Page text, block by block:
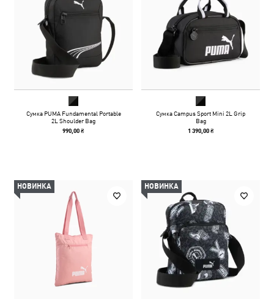
Сумка PUMA Fundamental Portable
2L Shoulder Bag
990,00 ₴
Сумка Campus Sport Mini 2L Grip
Bag
1 390,00 ₴
НОВИНКА НОВИНКА